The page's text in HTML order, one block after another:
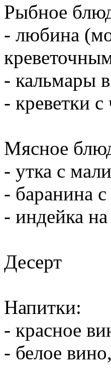
Рыбное
- любина
- кальмары
- креветки
Мясное
- утка с
- баранина
- индейка
Десерт
Напитки:
- красное
- белое вино,